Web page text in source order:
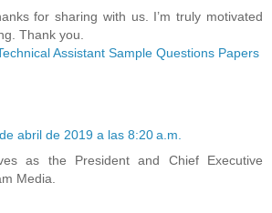
for sharing with us. I’m truly motivated
Thank you.
Assistant Sample Questions Papers
abril de 2019 a las 8:20 a.m.
as the President and Chief Executive
Media.